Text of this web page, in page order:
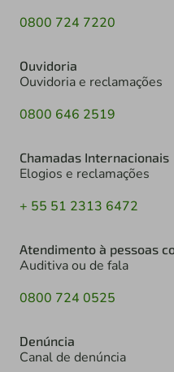
0800 724 7220
Ouvidoria
Ouvidoria e reclamações
0800 646 2519
Chamadas Internacionais
Elogios e reclamações
+ 55 51 2313 6472
Atendimento à pessoas
Auditiva ou de fala
0800 724 0525
Denúncia
Canal de denúncia